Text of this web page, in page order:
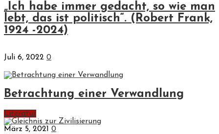
„Ich habe immer gedacht, so wie man
lebt, das ist politisch“. (Robert Frank,
1924 -2024)
Juli 6, 2022 0
Betrachtung einer Verwandlung
Literatur
März 5, 2021 0